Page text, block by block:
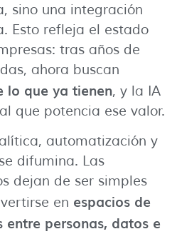
sino una integración
Esto refleja el estado
tras años de
ahora buscan
lo que ya tienen, y la IA
que potencia ese valor.
automatización y
difumina. Las
dejan de ser simples
en espacios de
personas, datos e